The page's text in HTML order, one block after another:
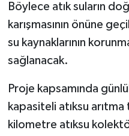
Böylece atık suların
karışmasının önüne
su kaynaklarının
sağlanacak.
Proje kapsamında
kapasiteli atıksu arıtma
kilometre atıksu